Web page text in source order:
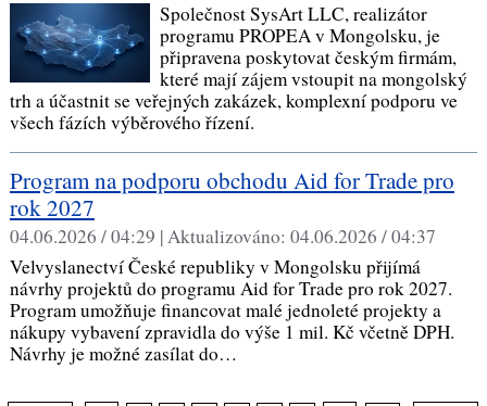
Společnost SysArt LLC, realizátor
programu PROPEA v Mongolsku, je
připravena poskytovat českým firmám,
které mají zájem vstoupit na mongolský
trh a účastnit se veřejných zakázek, komplexní podporu ve
všech fázích výběrového řízení.
Program na podporu obchodu Aid for Trade pro
rok 2027
04.06.2026 / 04:29 |Aktualizováno: 04.06.2026 / 04:37
Velvyslanectví České republiky v Mongolsku přijímá
návrhy projektů do programu Aid for Trade pro rok 2027.
Program umožňuje financovat malé jednoleté projekty a
nákupy vybavení zpravidla do výše 1 mil. Kč včetně DPH.
Návrhy je možné zasílat do…